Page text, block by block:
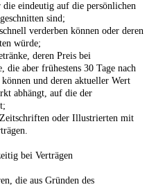
eindeutig auf die persönlichen
sind;
verderben können oder deren
würde;
deren Preis bei
die aber frühestens 30 Tage nach
und deren aktueller Wert
abhängt, auf die der
oder Illustrierten mit
bei Verträgen
die aus Gründen des